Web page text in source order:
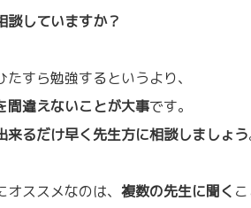
談していますか？
すら勉強するというより、
間違えないことが大事です。
来るだけ早く先生方に相談しましょう
ススメなのは、 複数の先生に聞く